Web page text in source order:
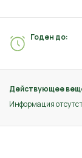
Действующее
Информация
Годен до: